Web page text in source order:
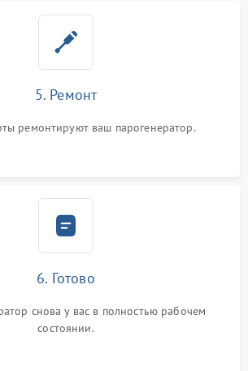
5. Ремонт
ремонтируют ваш парогенератор.
6. Готово
снова у вас в полностью рабочем
состоянии.